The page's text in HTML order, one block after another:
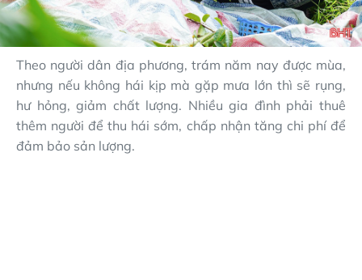
Theo người dân địa phương, trám năm nay được mùa,
nhưng nếu không hái kịp mà gặp mưa lớn thì sẽ rụng,
hư hỏng, giảm chất lượng. Nhiều gia đình phải thuê
thêm người để thu hái sớm, chấp nhận tăng chi phí để
đảm bảo sản lượng.